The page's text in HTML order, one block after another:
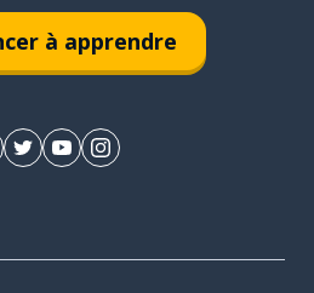
à apprendre